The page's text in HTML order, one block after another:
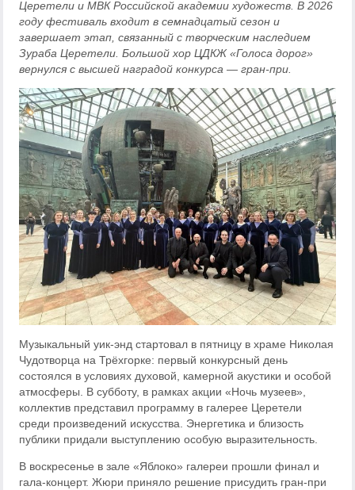
Церетели и МВК Российской академии художеств. В 2026
году фестиваль входит в семнадцатый сезон и
завершает этап, связанный с творческим наследием
Зураба Церетели. Большой хор ЦДКЖ «Голоса дорог»
вернулся с высшей наградой конкурса — гран-при.
Музыкальный уик‑энд стартовал в пятницу в храме Николая
Чудотворца на Трёхгорке: первый конкурсный день
состоялся в условиях духовой, камерной акустики и особой
атмосферы. В субботу, в рамках акции «Ночь музеев»,
коллектив представил программу в галерее Церетели
среди произведений искусства. Энергетика и близость
публики придали выступлению особую выразительность.
В воскресенье в зале «Яблоко» галереи прошли финал и
гала‑концерт. Жюри приняло решение присудить гран‑при